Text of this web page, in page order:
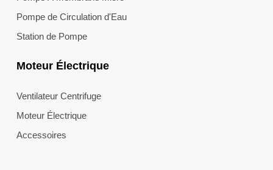
Pompe de Circulation d'Eau
Station de Pompe
Moteur Électrique
Ventilateur Centrifuge
Moteur Électrique
Accessoires